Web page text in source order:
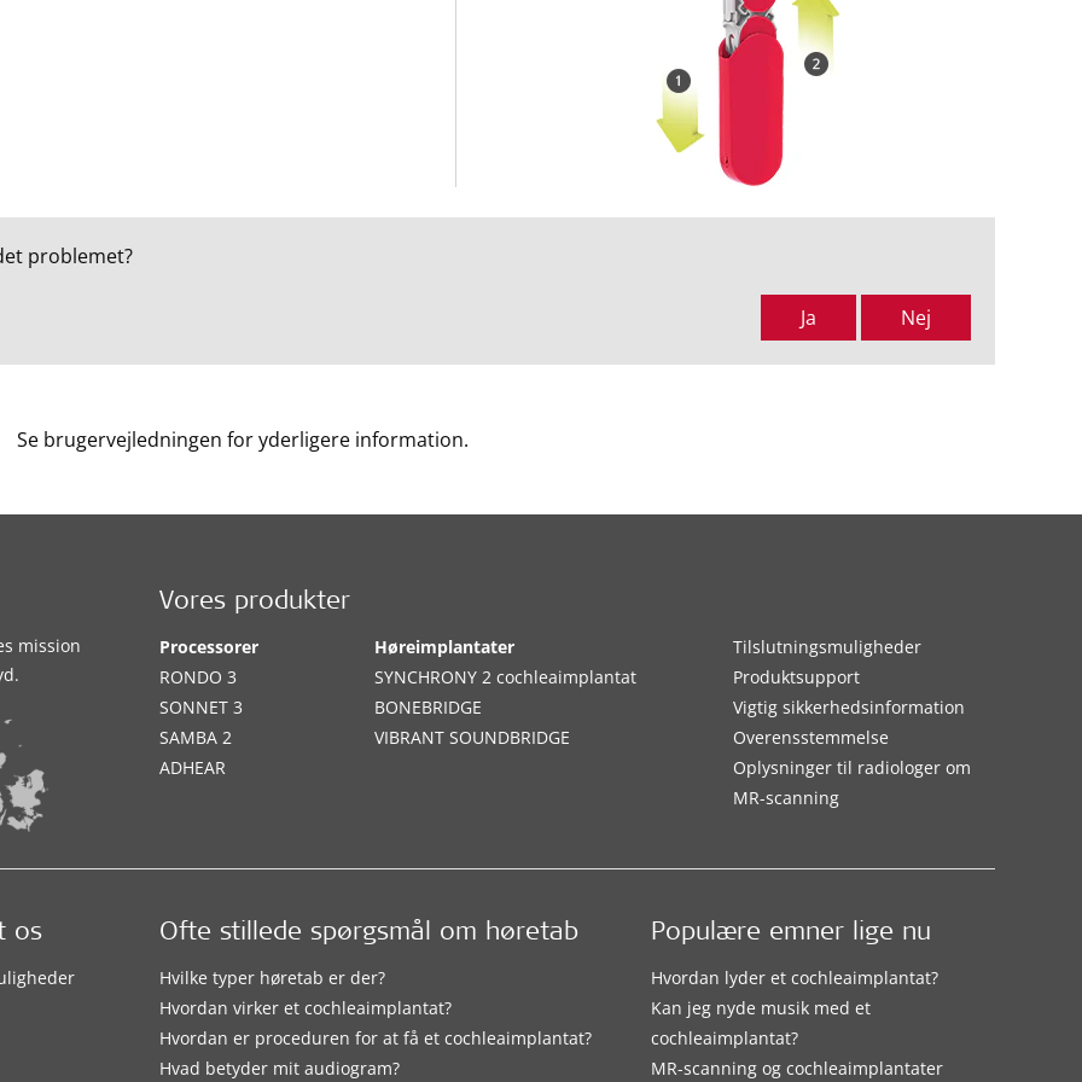
problemet?
Ja Nej
Se brugervejledningen for yderligere information.
mission
Vores produkter
Processorer
RONDO 3
SONNET 3
SAMBA 2
ADHEAR
Høreimplantater
SYNCHRONY 2 cochleaimplantat
BONEBRIDGE
VIBRANT SOUNDBRIDGE
Tilslutningsmuligheder
Produktsupport
Vigtig sikkerhedsinformation
Overensstemmelse
Oplysninger til radiologer om
MR-scanning
Ofte stillede spørgsmål om høretab
Hvilke typer høretab er der?
Hvordan virker et cochleaimplantat?
Hvordan er proceduren for at få et cochleaimplantat?
Hvad betyder mit audiogram?
Populære emner lige nu
Hvordan lyder et cochleaimplantat?
Kan jeg nyde musik med et
cochleaimplantat?
MR-scanning og cochleaimplantater
os